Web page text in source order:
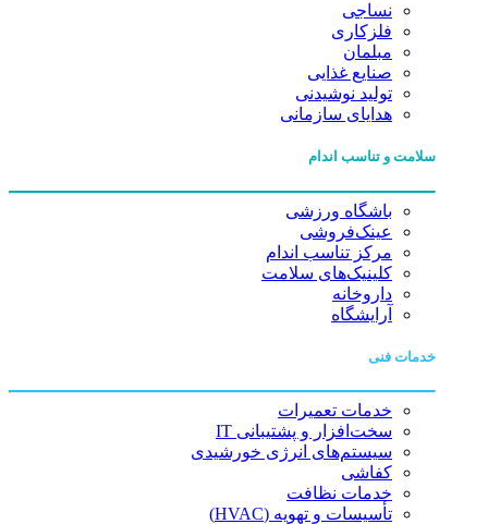
نساجی
فلزکاری
مبلمان
صنایع غذایی
تولید نوشیدنی
هدایای سازمانی
سلامت و تناسب اندام
باشگاه ورزشی
عینک‌فروشی
مرکز تناسب اندام
کلینیک‌های سلامت
داروخانه
آرایشگاه
خدمات فنی
خدمات تعمیرات
سخت‌افزار و پشتیبانی IT
سیستم‌های انرژی خورشیدی
کفاشی
خدمات نظافت
تأسیسات و تهویه (HVAC)